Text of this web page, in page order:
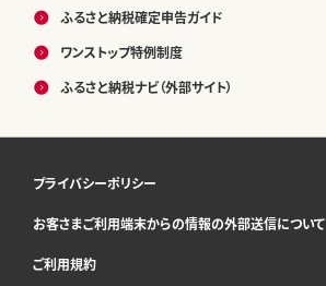
ふるさと納税確定申告ガイド
ワンストップ特例制度
ふるさと納税ナビ（外部サイト）
プライバシーポリシー
お客さまご利用端末からの情報の外部送信について
ご利用規約